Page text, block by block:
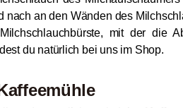
nach an den Wänden des
mit der die
du natürlich bei uns im Shop.